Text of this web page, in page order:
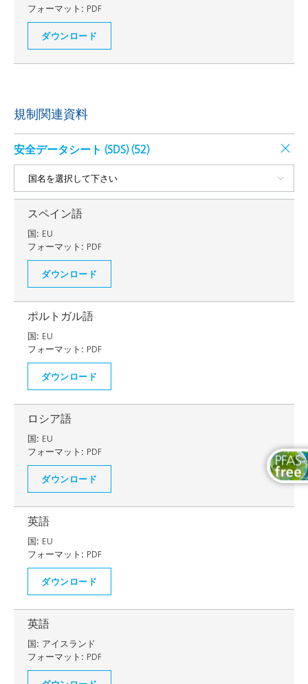
フォーマット: PDF
ダウンロード
規制関連資料
安全データシート (SDS) (52)
スペイン語
国: EU
フォーマット: PDF
ダウンロード
ポルトガル語
国: EU
フォーマット: PDF
ダウンロード
ロシア語
国: EU
フォーマット: PDF
ダウンロード
英語
国: EU
フォーマット: PDF
ダウンロード
英語
国: アイスランド
フォーマット: PDF